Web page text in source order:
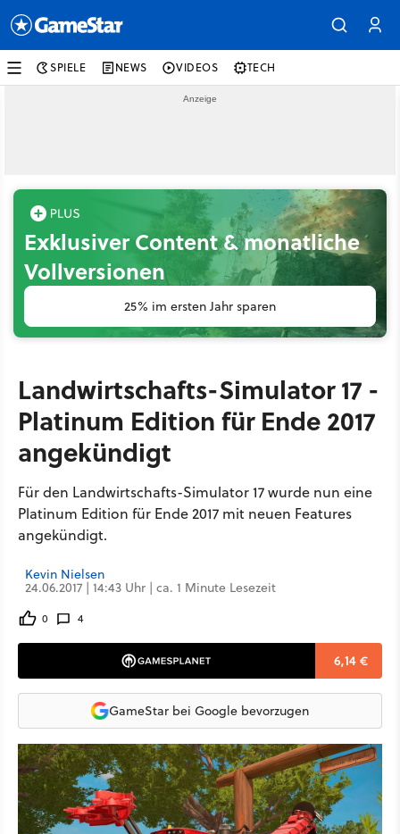
SPIELE NEWS VIDEOS TECH
Exklusiver Content & monatliche
Vollversionen
25% im ersten Jahr sparen
Landwirtschafts-Simulator 17 -
Platinum Edition für Ende 2017
angekündigt
Für den Landwirtschafts-Simulator 17 wurde nun eine
Platinum Edition für Ende 2017 mit neuen Features
angekündigt.
Kevin Nielsen
24.06.2017 | 14:43 Uhr | ca. 1 Minute Lesezeit
0 4
6,14 €
GameStar bei Google bevorzugen